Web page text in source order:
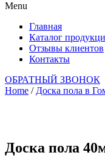
Menu
Главная
Каталог
Отзывы клиентов
Контакты
ОБРАТНЫЙ ЗВОНОК
Home / Доска пола в
Доска пола